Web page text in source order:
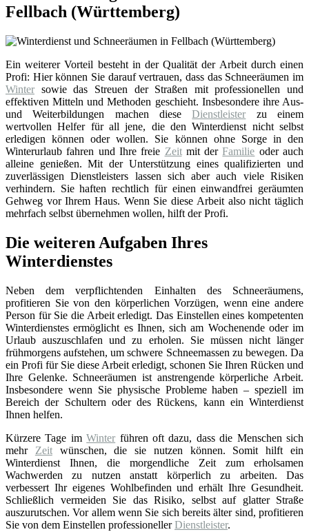
Fellbach (Württemberg)
Ein weiterer Vorteil besteht in der Qualität der Arbeit durch einen
Profi: Hier können Sie darauf vertrauen, dass das Schneeräumen im
Winter sowie das Streuen der Straßen mit professionellen und
effektiven Mitteln und Methoden geschieht. Insbesondere ihre Aus-
und Weiterbildungen machen dieseDienstleister zu einem
wertvollen Helfer für all jene, die den Winterdienst nicht selbst
erledigen können oder wollen. Sie können ohne Sorge in den
Winterurlaub fahren und Ihre freie Zeitmit derFamilie oder auch
alleine genießen. Mit der Unterstützung eines qualifizierten und
zuverlässigen Dienstleisters lassen sich aber auch viele Risiken
verhindern. Sie haften rechtlich für einen einwandfrei geräumten
Gehweg vor Ihrem Haus. Wenn Sie diese Arbeit also nicht täglich
mehrfach selbst übernehmen wollen, hilft der Profi.
Die weiteren Aufgaben Ihres
Winterdienstes
Neben dem verpflichtenden Einhalten des Schneeräumens,
profitieren Sie von den körperlichen Vorzügen, wenn eine andere
Person für Sie die Arbeit erledigt. Das Einstellen eines kompetenten
Winterdienstes ermöglicht es Ihnen, sich am Wochenende oder im
Urlaub auszuschlafen und zu erholen. Sie müssen nicht länger
frühmorgens aufstehen, um schwere Schneemassen zu bewegen. Da
ein Profi für Sie diese Arbeit erledigt, schonen Sie Ihren Rücken und
Ihre Gelenke. Schneeräumen ist anstrengende körperliche Arbeit.
Insbesondere wenn Sie physische Probleme haben – speziell im
Bereich der Schultern oder des Rückens, kann ein Winterdienst
Ihnen helfen.
Kürzere Tage imWinter führen oft dazu, dass die Menschen sich
mehr Zeitwünschen, die sie nutzen können. Somit hilft ein
Winterdienst Ihnen, die morgendliche Zeit zum erholsamen
Wachwerden zu nutzen anstatt körperlich zu arbeiten. Das
verbessert Ihr eigenes Wohlbefinden und erhält Ihre Gesundheit.
Schließlich vermeiden Sie das Risiko, selbst auf glatter Straße
auszurutschen. Vor allem wenn Sie sich bereits älter sind, profitieren
Sie von dem Einstellen professionellerDienstleister.